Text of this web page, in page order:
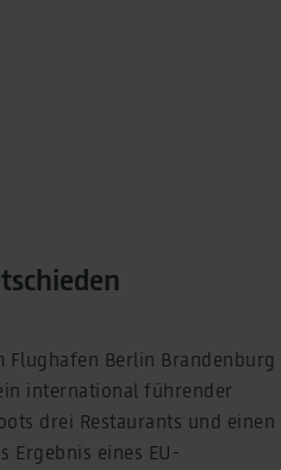
Flughafen Berlin Brandenburg
international führender
drei Restaurants und einen
Ergebnis eines EU-